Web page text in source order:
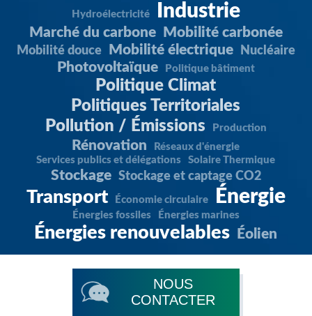
Hydroélectricité Industrie
Marché du carbone Mobilité carbonée
Mobilité douce Mobilité électrique Nucléaire
Photovoltaïque Politique bâtiment
Politique Climat
Politiques Territoriales
Pollution / Émissions
Production
Rénovation
Réseaux d'énergie
Services publics et délégations
Solaire Thermique
Stockage Stockage et captage CO2
Transport Économie circulaire Énergie
Énergies fossiles Énergies marines
Énergies renouvelables Éolien
NOUS
CONTACTER